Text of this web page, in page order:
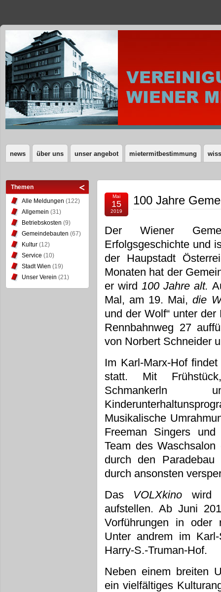
news über uns unser angebot mietermitbestimmung
Themen
Alle Meldungen (122)
Allgemein (31)
Betriebskosten (9)
Gemeindebauten (67)
Kultur (12)
Service (10)
Stadt Wien (19)
Unser Verein (21)
Mai
15
2019
100 Jahre
Der Wiener
Erfolgsgeschichte und
der Haupstadt
Monaten hat der
er wird 100 Jahre alt.
Mal, am 19. Mai, die
und der Wolf“ unter
Rennbahnweg 27
von Norbert Schneider
Im Karl-Marx-Hof
statt. Mit
Schmankerln
Musikalische
Freeman Singers
Team des
durch den
durch ansonsten
Das VOLXkino wird
aufstellen. Ab Juni
Vorführungen in oder
Unter andrem im
Harry-S.-Truman-Hof.
Neben einem breiten
ein vielfältiges